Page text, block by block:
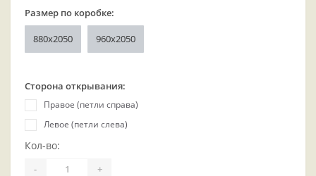
Размер по коробке:
880x2050 960x2050
Сторона открывания:
Правое (петли справа)
Левое (петли слева)
Кол-во:
- +